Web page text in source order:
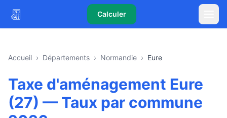
Calculer
Accueil › Départements › Normandie › Eure
Taxe d'aménagement Eure
(27) — Taux par commune